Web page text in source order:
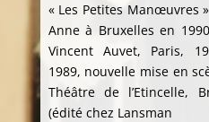
« Les Petites Manœuvres
Anne à Bruxelles en
Vincent Auvet, Paris,
1989, nouvelle mise en
Théâtre de l’Etincelle,
(édité chez Lansman